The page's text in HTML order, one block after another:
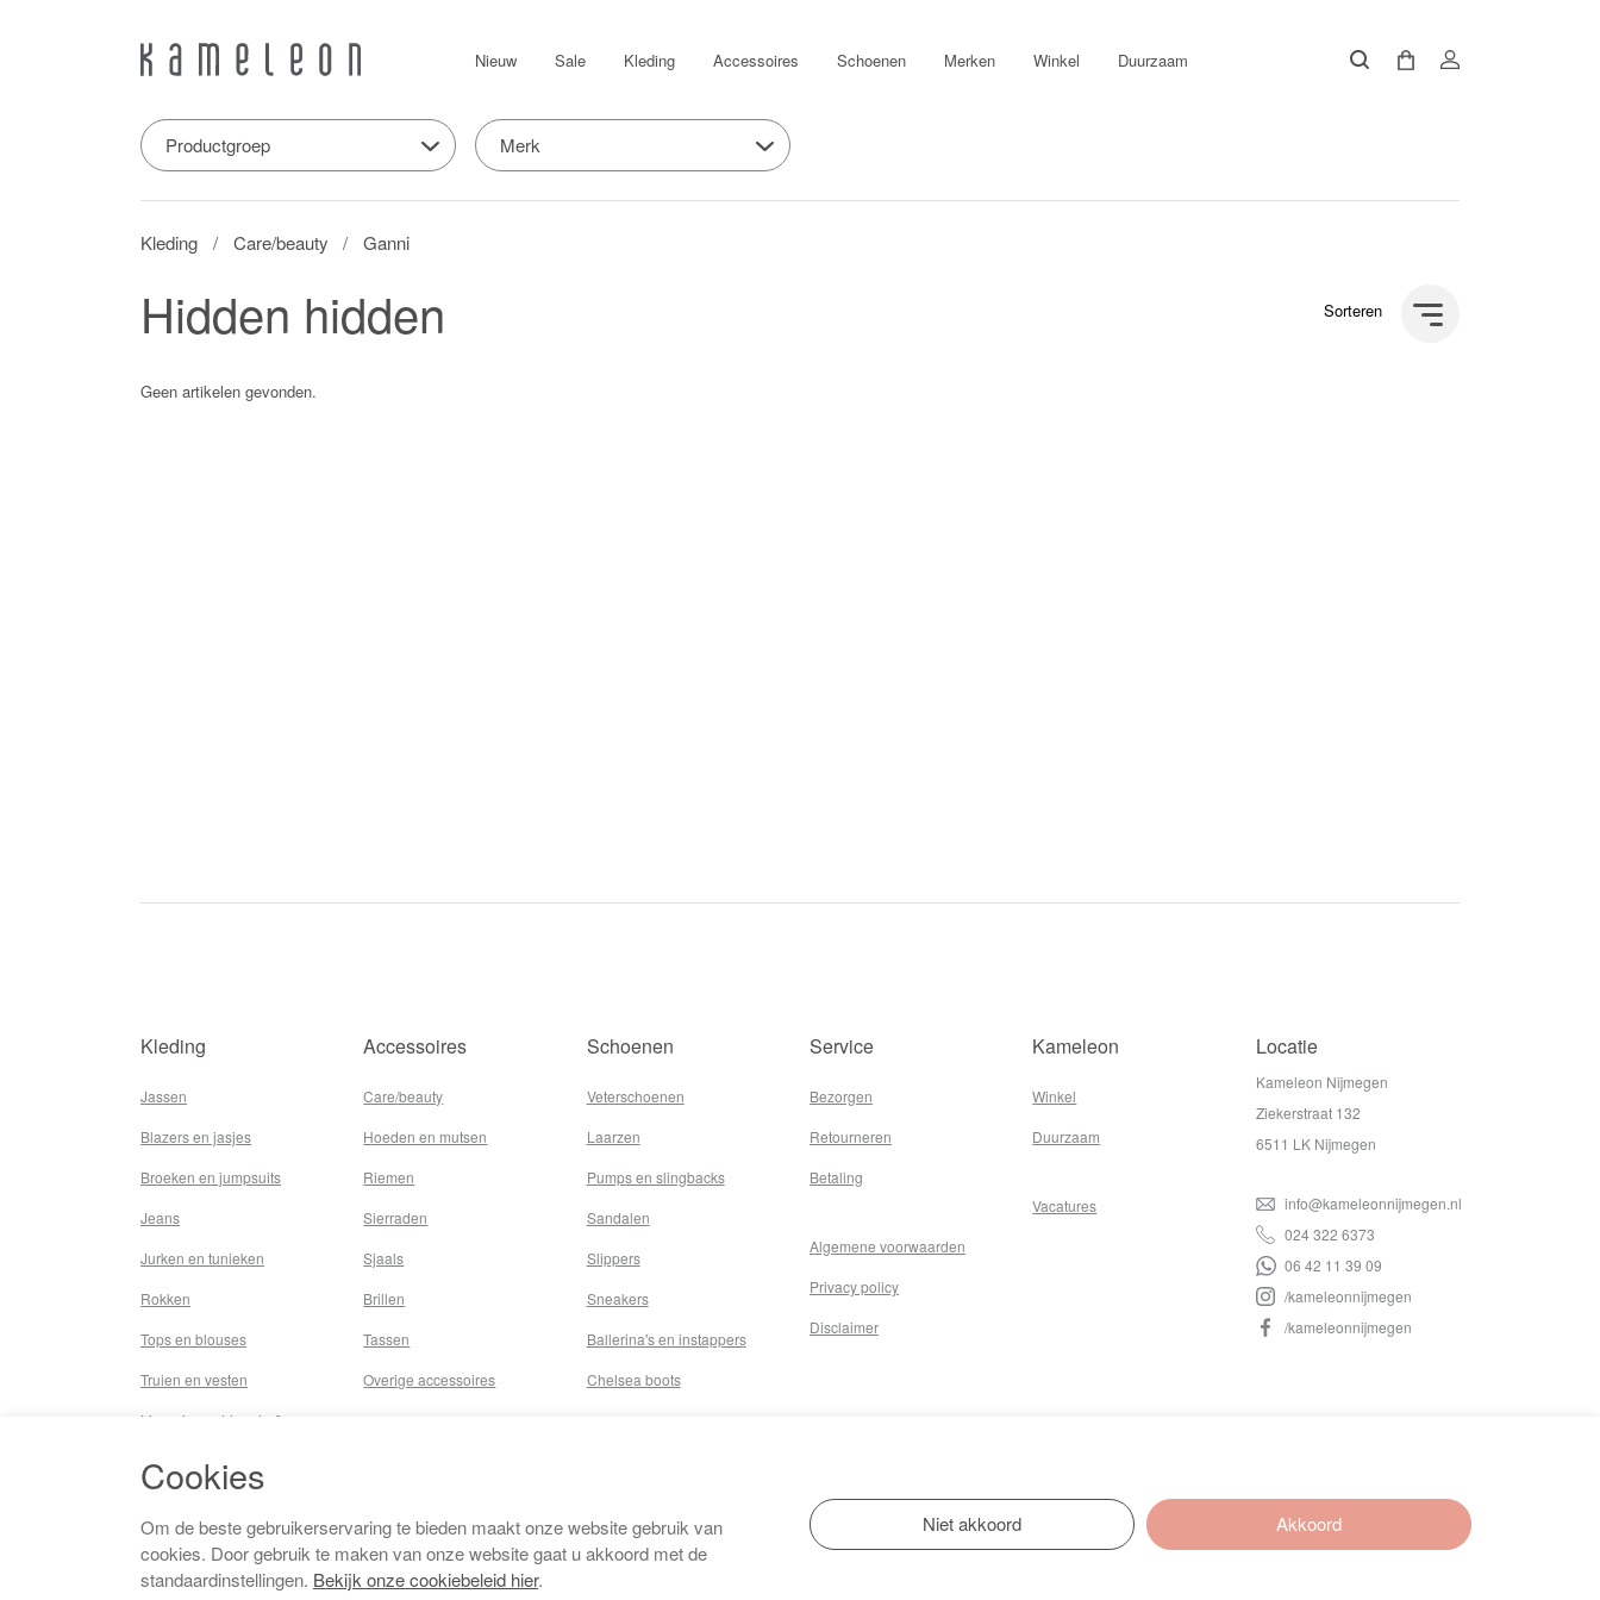
Nieuw Sale Kleding Accessoires Schoenen Merken Winkel Duurzaam
Productgroep Merk
Kleding Care/beauty Ganni
Hidden hidden Sorteren
Geen artikelen gevonden.
Kleding
Jassen
Blazers en jasjes
Broeken en jumpsuits
Jeans
Jurken en tunieken
Rokken
Tops en blouses
Truien en vesten
Lingerie,nachtmode &
Badkleding
Beenmode
Vermaakkosten
Accessoires
Care/beauty
Hoeden en mutsen
Riemen
Sierraden
Sjaals
Brillen
Tassen
Overige accessoires
Schoenen
Veterschoenen
Laarzen
Pumps en slingbacks
Sandalen
Slippers
Sneakers
Ballerina's en instappers
Chelsea boots
Service
Bezorgen
Retourneren
Betaling
Algemene voorwaarden
Privacy policy
Disclaimer
Kameleon
Winkel
Duurzaam
Vacatures
Locatie
Kameleon Nijmegen
Ziekerstraat 132
6511 LK Nijmegen
info@kameleonnijmegen.nl
024 322 6373
06 42 11 39 09
/kameleonnijmegen
/kameleonnijmegen
Cookies
Om de beste gebruikerservaring te bieden maakt onze website gebruik van
cookies. Door gebruik te maken van onze website gaat u akkoord met de
standaardinstellingen. Bekijk onze cookiebeleid hier.